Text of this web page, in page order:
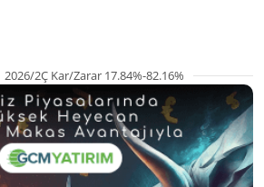
2Ç Kar/Zarar 17.84%-82.16%